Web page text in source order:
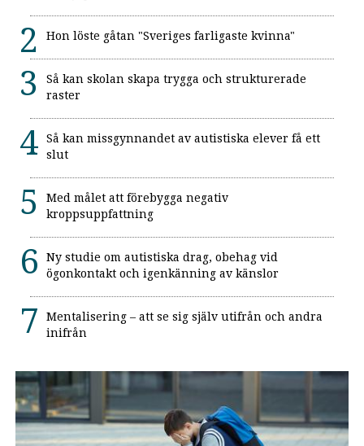
Hon löste gåtan "Sveriges farligaste kvinna"
Så kan skolan skapa trygga och strukturerade
raster
Så kan missgynnandet av autistiska elever få ett
slut
Med målet att förebygga negativ
kroppsuppfattning
Ny studie om autistiska drag, obehag vid
ögonkontakt och igenkänning av känslor
Mentalisering – att se sig själv utifrån och andra
inifrån